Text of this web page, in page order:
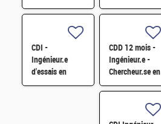
Démantèlement
de Traitement
Nucléaires et
Monte-Carlo H/F
CDI -
Ingénieur.e
d'essais en
mécanique
CDD 12 mois -
Ingénieur.e -
Chercheur.se en
Matériaux et